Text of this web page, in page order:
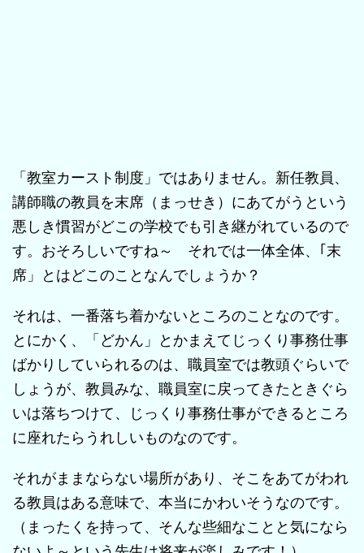
「教室カースト制度」ではありません。新任教員、
講師職の教員を末席（まっせき）にあてがうという
悪しき慣習がどこの学校でも引き継がれているので
す。おそろしいですね～ それでは一体全体、｢末
席」とはどこのことなんでしょうか？
それは、一番落ち着かないところのことなのです。
とにかく、「どかん」とかまえてじっくり事務仕事
ばかりしていられるのは、職員室では教頭ぐらいで
しょうが、教員みな、職員室に戻ってきたときぐら
いは落ちつけて、じっくり事務仕事ができるところ
に座れたらうれしいものなのです。
それがままならない場所があり、そこをあてがわれ
る教員はある意味で、本当にかわいそうなのです。
（まったくを持って、そんな些細なことと気になら